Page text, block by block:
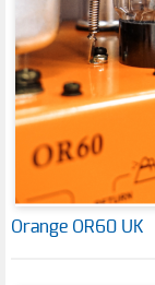
Orange OR60 UK